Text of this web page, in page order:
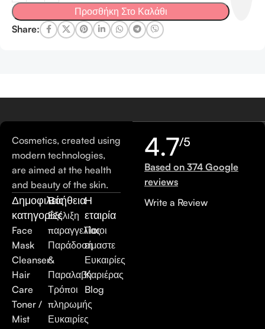
Προσθήκη Στο Καλάθι
Share:
Cosmetics, created using
modern technologies,
are aimed at the health
and beauty of the skin.
Δημοφιλείς
κατηγορίες
Face
Mask
Cleanser
Hair
Care
Toner /
Mist
Βοήθεια
Εξέλιξη
παραγγελίας
Παράδοση
&
Παραλαβή
Τρόποι
πληρωμής
Ευκαιρίες
Η
εταιρία
Ποιοι
είμαστε
Ευκαιρίες
Καριέρας
Blog
4.7/5
Based on 374 Google
reviews
Write a Review